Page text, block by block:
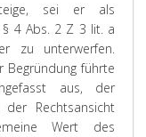
sei er als
4 Abs. 2 Z 3 lit. a
zu unterwerfen.
Begründung führte
aus, der
Rechtsansicht
Wert des